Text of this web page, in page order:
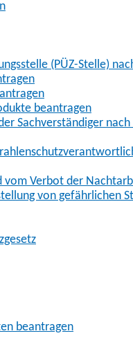
(PÜZ-Stelle)
beantragen
Sachverständiger nach
Verbot der
von gefährlichen
beantragen